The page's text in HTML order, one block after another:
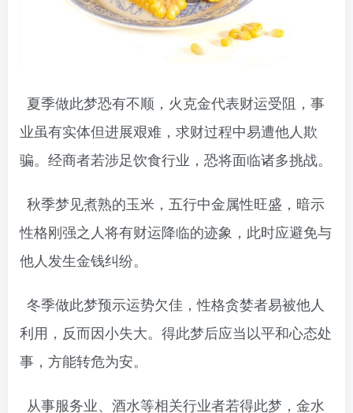
夏季做此梦恐有不顺，火克金代表财运受阻，事
业虽有实体但进展艰难，求财过程中易遭他人欺
骗。经商者若涉足饮食行业，恐将面临诸多挑战。
秋季梦见煮熟的玉米，五行中金属性旺盛，暗示
性格刚强之人将有财运降临的迹象，此时应避免与
他人发生金钱纠纷。
冬季做此梦预示运势欠佳，性格贪婪者易被他人
利用，反而因小失大。得此梦后应当以平和心态处
事，方能转危为安。
从事服务业、酒水等相关行业者若得此梦，金水